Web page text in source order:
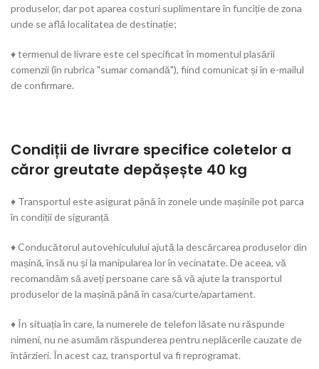
produselor, dar pot aparea costuri suplimentare în funcîție de zona
unde se află localitatea de destinație;
♦ termenul de livrare este cel specificat în momentul plasării
comenzii (în rubrica "sumar comandă"), fiind comunicat și în e-mailul
de confirmare.
Condiții de livrare specifice coletelor a
căror greutate depășește 40 kg
♦ Transportul este asigurat până în zonele unde mașinile pot parca
în condiții de siguranță
♦ Conducătorul autovehiculului ajută la descărcarea produselor din
mașină, însă nu și la manipularea lor în vecinatate. De aceea, vă
recomandăm să aveți persoane care să vă ajute la transportul
produselor de la mașină până în casa/curte/apartament.
♦ În situația în care, la numerele de telefon lăsate nu răspunde
nimeni, nu ne asumăm răspunderea pentru neplăcerile cauzate de
întârzieri. În acest caz, transportul va fi reprogramat.